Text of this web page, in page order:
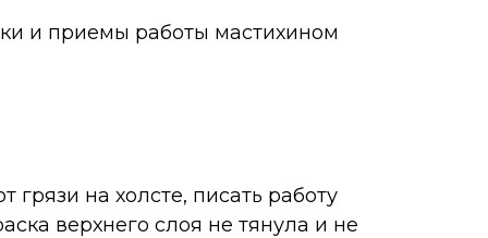
и приемы работы мастихином
грязи на холсте, писать работу
верхнего слоя не тянула и не